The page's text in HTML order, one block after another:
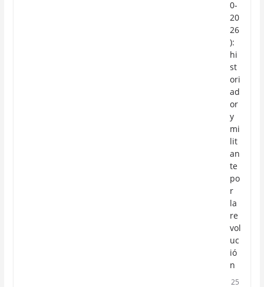
0-
20
26
):
hi
st
ori
ad
or
y
mi
lit
an
te
po
r
la
re
vol
uc
ió
n
25